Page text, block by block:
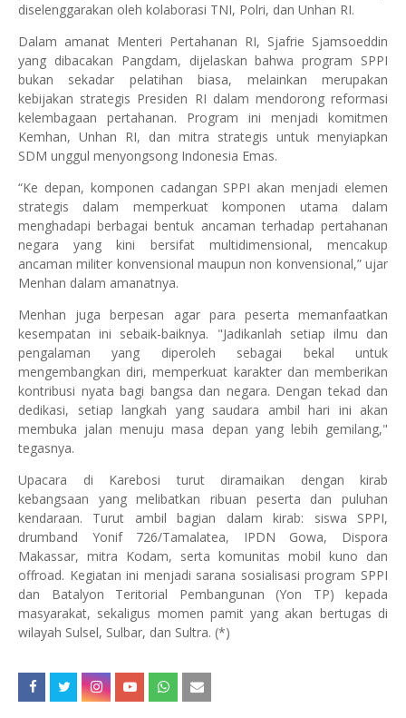
diselenggarakan oleh kolaborasi TNI, Polri, dan Unhan RI.
Dalam amanat Menteri Pertahanan RI, Sjafrie Sjamsoeddin
yang dibacakan Pangdam, dijelaskan bahwa program SPPI
bukan sekadar pelatihan biasa, melainkan merupakan
kebijakan strategis Presiden RI dalam mendorong reformasi
kelembagaan pertahanan. Program ini menjadi komitmen
Kemhan, Unhan RI, dan mitra strategis untuk menyiapkan
SDM unggul menyongsong Indonesia Emas.
“Ke depan, komponen cadangan SPPI akan menjadi elemen
strategis dalam memperkuat komponen utama dalam
menghadapi berbagai bentuk ancaman terhadap pertahanan
negara yang kini bersifat multidimensional, mencakup
ancaman militer konvensional maupun non konvensional,” ujar
Menhan dalam amanatnya.
Menhan juga berpesan agar para peserta memanfaatkan
kesempatan ini sebaik-baiknya. "Jadikanlah setiap ilmu dan
pengalaman yang diperoleh sebagai bekal untuk
mengembangkan diri, memperkuat karakter dan memberikan
kontribusi nyata bagi bangsa dan negara. Dengan tekad dan
dedikasi, setiap langkah yang saudara ambil hari ini akan
membuka jalan menuju masa depan yang lebih gemilang,"
tegasnya.
Upacara di Karebosi turut diramaikan dengan kirab
kebangsaan yang melibatkan ribuan peserta dan puluhan
kendaraan. Turut ambil bagian dalam kirab: siswa SPPI,
drumband Yonif 726/Tamalatea, IPDN Gowa, Dispora
Makassar, mitra Kodam, serta komunitas mobil kuno dan
offroad. Kegiatan ini menjadi sarana sosialisasi program SPPI
dan Batalyon Teritorial Pembangunan (Yon TP) kepada
masyarakat, sekaligus momen pamit yang akan bertugas di
wilayah Sulsel, Sulbar, dan Sultra. (*)